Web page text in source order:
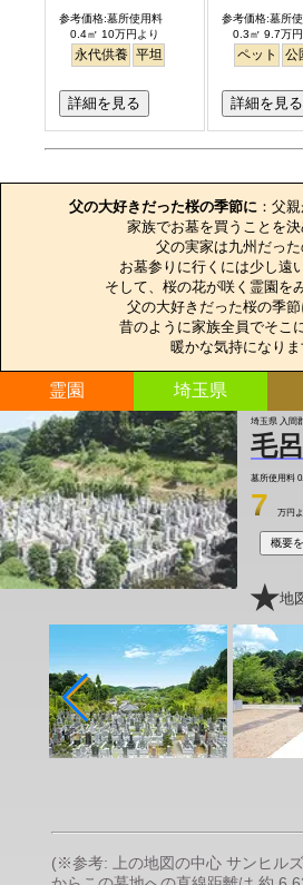
参考価格:墓所使用料
0.4㎡ 10万円より
永代供養 平坦
詳細を見る
参考価格:墓所
0.3㎡ 9.7万円
ペット 公
詳細を見る
父の大好きだった桜の季節に：父親
家族でお墓を買うことを決
父の実家は九州だった
お墓参りに行くには少し遠
そして、桜の花が咲く霊園を
父の大好きだった桜の季節
昔のように家族全員でそこ
暖かな気持になりま
霊園 埼玉県
埼玉県 入間
毛
墓所使用料
7 万円
概要
地
(※参考: 上の地図の中心 サンヒル